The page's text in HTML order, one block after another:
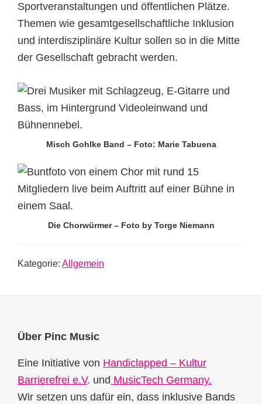
Sportveranstaltungen und öffentlichen Plätze.
Themen wie gesamtgesellschaftliche Inklusion
und interdisziplinäre Kultur sollen so in die Mitte
der Gesellschaft gebracht werden.
Misch Gohlke Band – Foto: Marie Tabuena
Die Chorwürmer – Foto by Torge Niemann
Kategorie: Allgemein
Footer
Über Pinc Music
Eine Initiative von Handiclapped – Kultur
Barrierefrei e.V. und MusicTech Germany.
Wir setzen uns dafür ein, dass inklusive Bands